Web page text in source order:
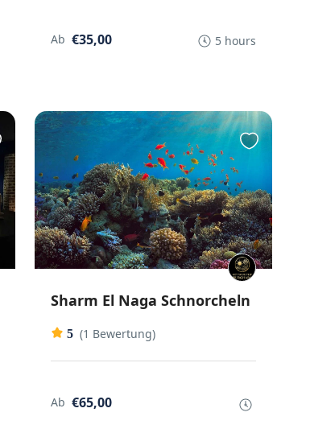
Ab €35,00 5 hours
Sharm El Naga Schnorcheln
5 (1 Bewertung)
Ab €65,00